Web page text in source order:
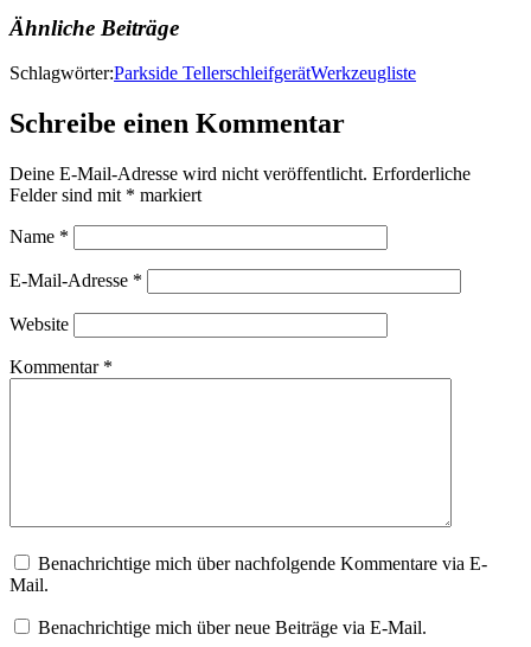
Ähnliche Beiträge
Schlagwörter:Parkside TellerschleifgerätWerkzeugliste
Schreibe einen Kommentar
Deine E-Mail-Adresse wird nicht veröffentlicht. Erforderliche
Felder sind mit * markiert
Name *
E-Mail-Adresse *
Website
Kommentar *
Benachrichtige mich über nachfolgende Kommentare via E-
Mail.
Benachrichtige mich über neue Beiträge via E-Mail.